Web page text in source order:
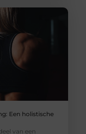
Een holistische
van een